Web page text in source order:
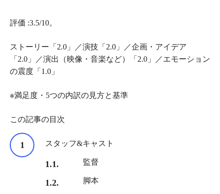
評価 :3.5/10。
ストーリー「2.0」／演技「2.0」／企画・アイデア
「2.0」／演出（映像・音楽など）「2.0」／エモーション
の震度「1.0」
※満足度・5つの内訳の見方と基準
この記事の目次
スタッフ&キャスト
監督
脚本